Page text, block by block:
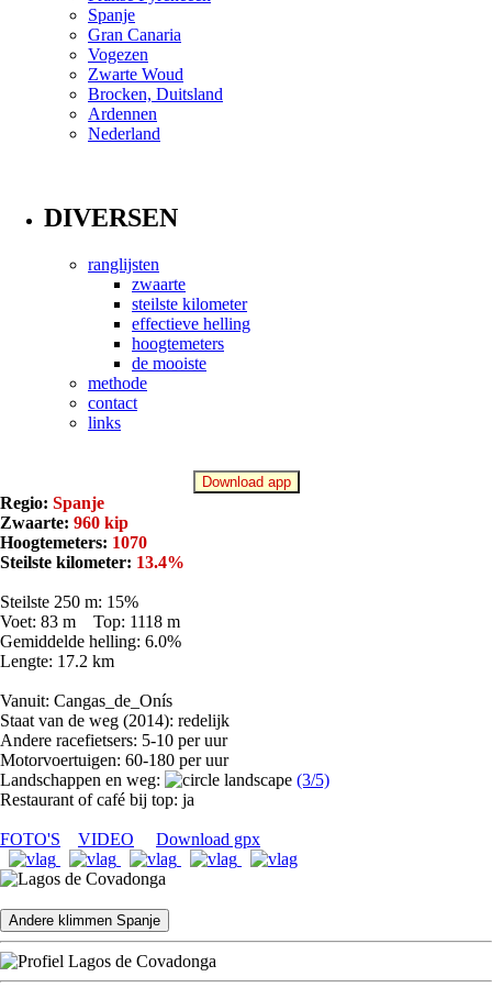
Spanje
Gran Canaria
Vogezen
Zwarte Woud
Brocken, Duitsland
Ardennen
Nederland
DIVERSEN
ranglijsten
zwaarte
steilste kilometer
effectieve helling
hoogtemeters
de mooiste
methode
contact
links
Download app
Regio: Spanje
Zwaarte: 960 kip
Hoogtemeters: 1070
Steilste kilometer: 13.4%
Steilste 250 m: 15%
Voet: 83 m Top: 1118 m
Gemiddelde helling: 6.0%
Lengte: 17.2 km
Vanuit: Cangas_de_Onís
Staat van de weg (2014): redelijk
Andere racefietsers: 5-10 per uur
Motorvoertuigen: 60-180 per uur
Landschappen en weg:
(3/5)
Restaurant of café bij top: ja
FOTO'S VIDEO Download gpx
Andere klimmen Spanje